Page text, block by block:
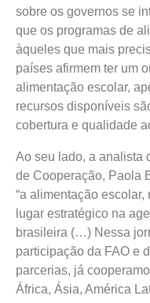
sobre os governos se
que os programas de
àqueles que mais
países afirmem ter um
alimentação escolar,
recursos disponíveis
cobertura e qualidade
Ao seu lado, a analista
de Cooperação, Paola
“a alimentação
lugar estratégico na
brasileira (…) Nessa
participação da FAO e
parcerias, já
África, Ásia, América